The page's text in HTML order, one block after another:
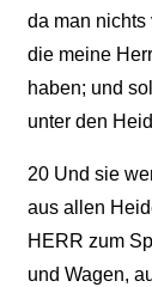
da man nichts
die meine
haben; und
unter den
20Und sie
aus allen
HERR zum
und Wagen,